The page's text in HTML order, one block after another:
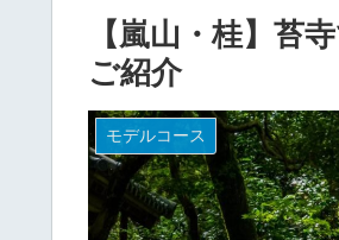
【嵐山・桂】苔
ご紹介
モデルコース